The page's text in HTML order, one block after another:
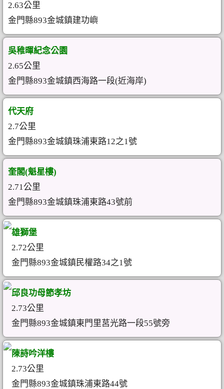
2.63公里
金門縣893金城鎮建功嶼
吳稚暉紀念公園
2.65公里
金門縣893金城鎮西海路一段(近海岸)
代天府
2.7公里
金門縣893金城鎮珠浦東路12之1號
奎閣(魁星樓)
2.71公里
金門縣893金城鎮珠浦東路43號前
雄獅堡
2.72公里
金門縣893金城鎮民權路34之1號
邱良功母節孝坊
2.73公里
金門縣893金城鎮東門里莒光路一段55號旁
陳詩吟洋樓
2.73公里
金門縣893金城鎮珠浦東路44號